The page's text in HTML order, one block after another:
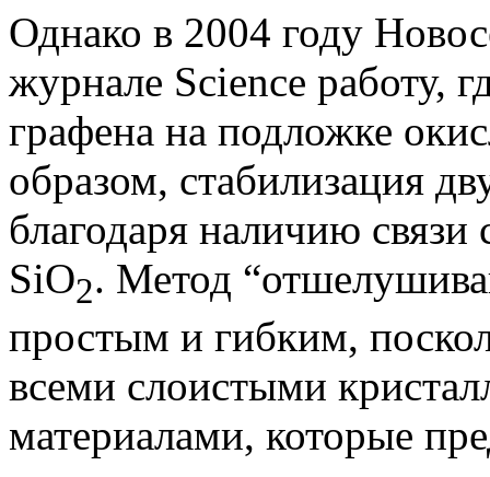
Однако в 2004 году
журнале Science работу,
графена на подложке
образом, стабилизация
благодаря наличию
SiO2. Метод
простым и гибким,
всеми слоистыми
материалами, которые